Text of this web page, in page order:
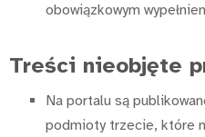
obowiązkowym
Treści nieobjęte
Na portalu są
podmioty trzecie, które